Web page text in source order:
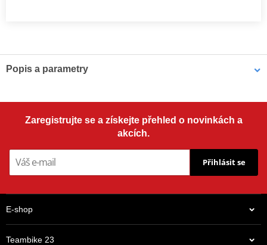
Popis a parametry
membránou SinAqua a dodáván sContour Plus CE chrániči
ramen, loktů akolen a certifikovaným chráničem páteře.
Zaregistrujte se a získejte přehled o novinkách a
akcích.
Přihlásit se
E-shop
Teambike 23